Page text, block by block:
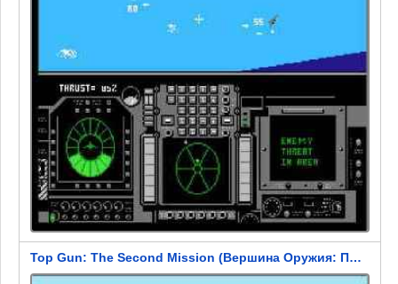
Top Gun: The Second Mission (Вершина Оружия: Последняя Миссия)